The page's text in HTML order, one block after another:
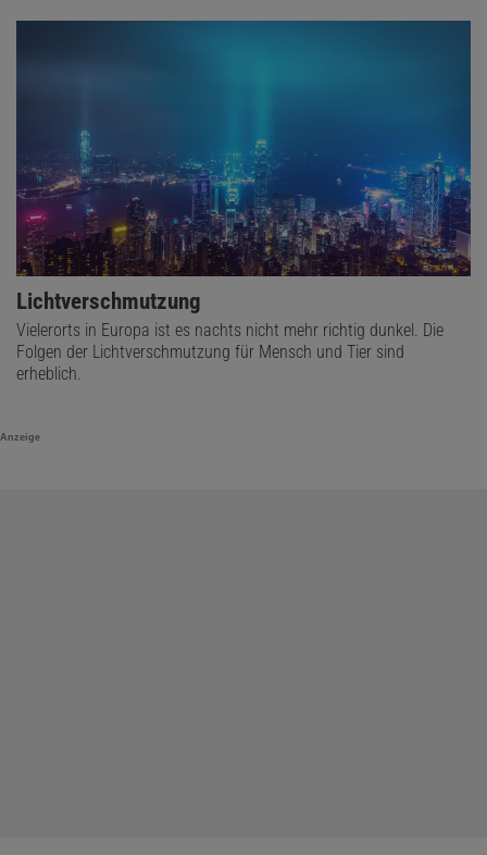
Lichtverschmutzung
Vielerorts in Europa ist es nachts nicht mehr richtig dunkel. Die
Folgen der Lichtverschmutzung für Mensch und Tier sind
erheblich.
Anzeige